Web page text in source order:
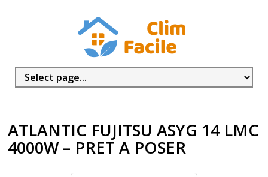
ATLANTIC FUJITSU ASYG 14 LMC
4000W – PRET A POSER